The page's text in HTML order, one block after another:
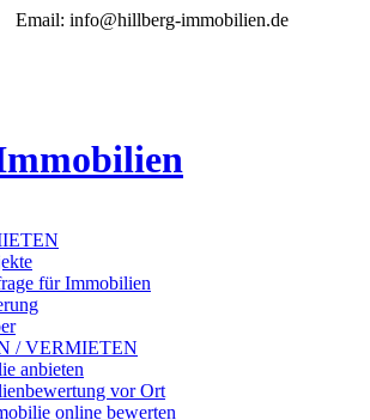
Email: info@hillberg-immobilien.de
für Immobilien
/ VERMIETEN
anbieten
vor Ort
online bewerten